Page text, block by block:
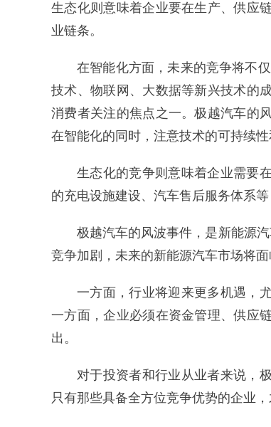
生态化则意味着企业要在生产、供应
业链条。
在智能化方面，未来的竞争将不
技术、物联网、大数据等新兴技术的
消费者关注的焦点之一。极越汽车的
在智能化的同时，注意技术的可持续性
生态化的竞争则意味着企业需要
的充电设施建设、汽车售后服务体系
极越汽车的风波事件，是新能源
竞争加剧，未来的新能源汽车市场将面
一方面，行业将迎来更多机遇，
一方面，企业必须在资金管理、供应
出。
对于投资者和行业从业者来说，
只有那些具备全方位竞争优势的企业